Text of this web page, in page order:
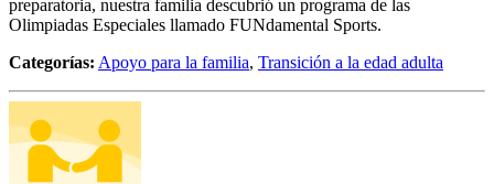
preparatoria, nuestra familia descubrió un programa de las
Olimpiadas Especiales llamado FUNdamental Sports.
Categorías: Apoyo para la familia, Transición a la edad adulta